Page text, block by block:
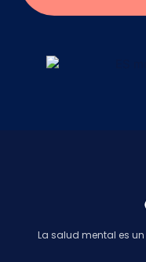
La salud mental es